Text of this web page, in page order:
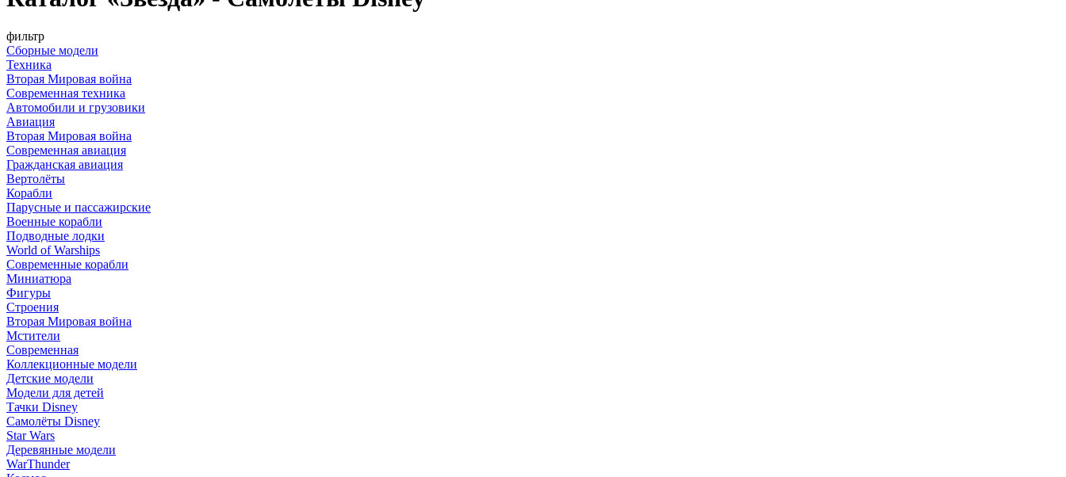
фильтр
Сборные модели
Техника
Вторая Мировая война
Современная техника
Автомобили и грузовики
Авиация
Вторая Мировая война
Современная авиация
Гражданская авиация
Вертолёты
Корабли
Парусные и пассажирские
Военные корабли
Подводные лодки
World of Warships
Современные корабли
Миниатюра
Фигуры
Строения
Вторая Мировая война
Мстители
Современная
Коллекционные модели
Детские модели
Модели для детей
Тачки Disney
Самолёты Disney
Star Wars
Деревянные модели
WarThunder